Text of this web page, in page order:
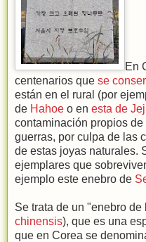
En
centenarios que se
están en el rural (por
de Hahoe o en esta de
contaminación propios
guerras, por culpa de las
de estas joyas naturales.
ejemplares que
ejemplo este enebro de
Se trata de un "enebro de
chinensis), que es una
que en Corea se